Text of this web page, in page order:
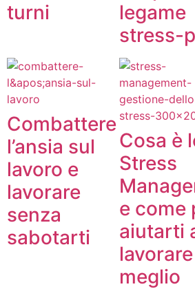
turni
legame
stress-
Combattere
l’ansia sul
lavoro e
lavorare
senza
sabotarti
Cosa è
Stress
e come
aiutarti
lavorare
meglio